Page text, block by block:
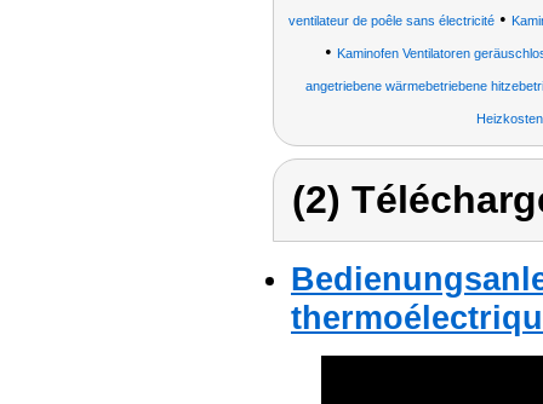
ventilateur de poêle sans électricité •
• Kaminofen Ventilatoren
angetriebene wärmebetriebene
(2)